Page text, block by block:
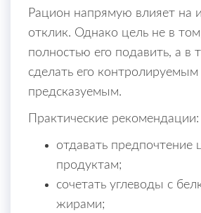
Рацион напрямую влияет на
отклик. Однако цель не в
полностью его подавить, а в
сделать его контролируемым
предсказуемым.
Практические рекомендации:
отдавать предпочтение
продуктам;
сочетать углеводы с
жирами;